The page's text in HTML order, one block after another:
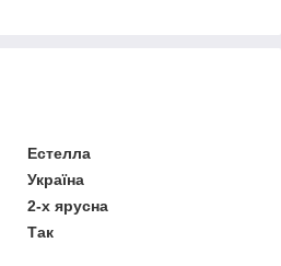
Естелла
Україна
2-х ярусна
Так